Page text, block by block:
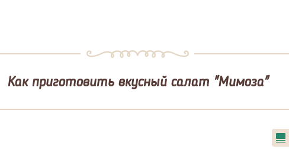
Как приготовить вкусный салат "Мимоза"